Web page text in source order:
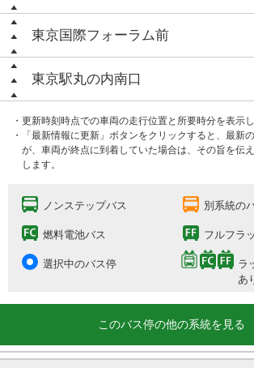
東京国際フォーラム前
東京駅丸の内南口
・更新時刻時点での車両の走行位置と所要時分を表示し
・「最新情報に更新」ボタンをクリックすると、最新
が、車両が終点に到着していた場合は、その旨を伝
します。
ノンステップバス 別系統の
燃料電池バス フルフラ
選択中のバス停
ラ
あ
このバス停の他の系統を見る